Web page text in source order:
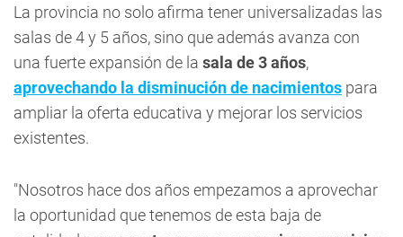
La provincia no solo afirma tener universalizadas las
salas de 4 y 5 años, sino que además avanza con
una fuerte expansión de la sala de 3 años,
aprovechando la disminución de nacimientos para
ampliar la oferta educativa y mejorar los servicios
existentes.
"Nosotros hace dos años empezamos a aprovechar
la oportunidad que tenemos de esta baja de